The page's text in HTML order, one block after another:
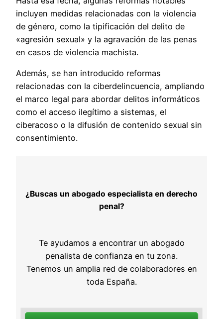
incluyen medidas relacionadas con la violencia
de género, como la tipificación del delito de
«agresión sexual» y la agravación de las penas
en casos de violencia machista.
Además, se han introducido reformas
relacionadas con la ciberdelincuencia, ampliando
el marco legal para abordar delitos informáticos
como el acceso ilegítimo a sistemas, el
ciberacoso o la difusión de contenido sexual sin
consentimiento.
¿Buscas un abogado especialista en derecho
penal?
Te ayudamos a encontrar un abogado
penalista de confianza en tu zona.
Tenemos un amplia red de colaboradores en
toda España.